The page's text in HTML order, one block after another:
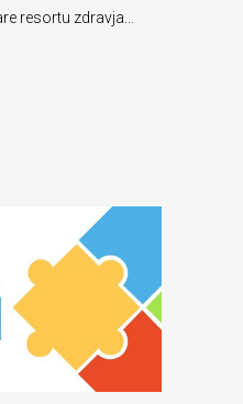
resortu zdravja...